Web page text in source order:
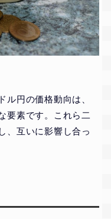
ル円の価格動向は、
要素です。これら二
、互いに影響し合っ